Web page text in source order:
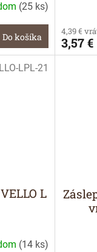
(25 ks)
Do košíka
4,39 €
3,57 €
L
(14 ks)
LPL-21